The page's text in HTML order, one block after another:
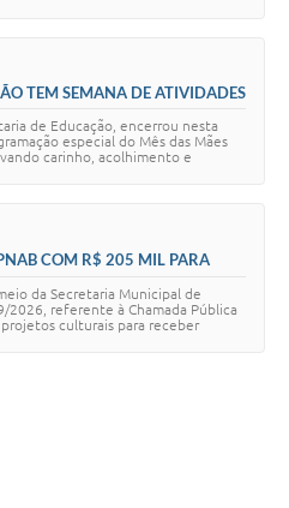
TEM SEMANA DE ATIVIDADES
de Educação, encerrou nesta
especial do Mês das Mães
carinho, acolhimento e
COM R$ 205 MIL PARA
da Secretaria Municipal de
2026, referente à Chamada Pública
culturais para receber